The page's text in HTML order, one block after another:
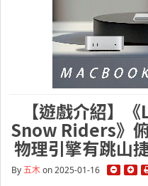
【遊戲介紹】
Snow Riders》
物理引擎有跳山
By五木on 2025-01-16